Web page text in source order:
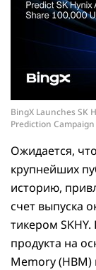
BingX Launches SK
Prediction
Ожидается,
крупнейших
историю,
счет выпуска
тикером
продукта на
Memory (HBM)